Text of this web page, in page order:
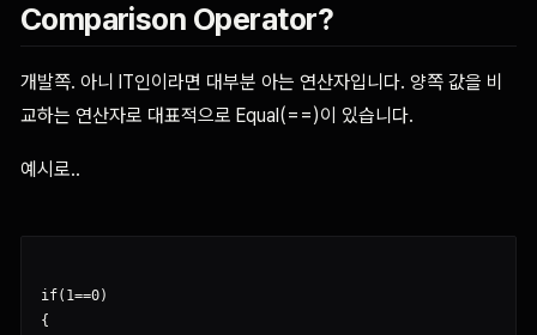
Comparison Operator?
개발쪽. 아니 IT인이라면 대부분 아는 연산자입니다. 양쪽 값을 비
교하는 연산자로 대표적으로 Equal(==)이 있습니다.
예시로..
if(1==0)
{